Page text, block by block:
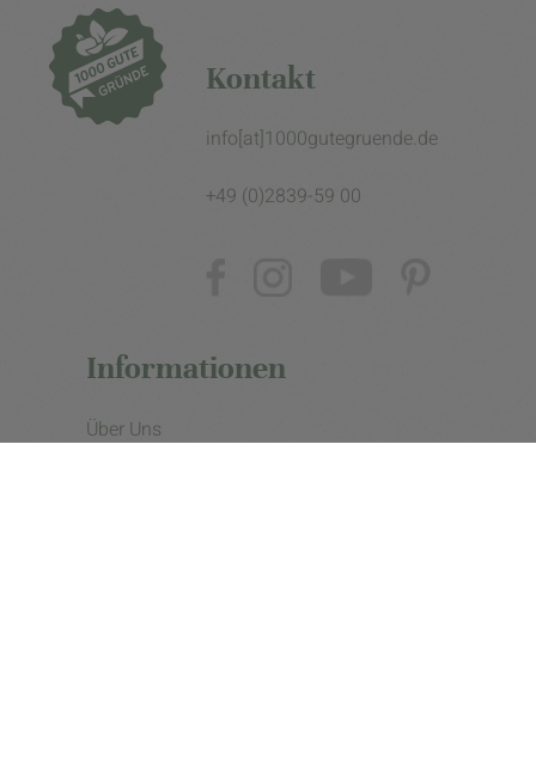
Kontakt
info[at]1000gutegruende.de
+49 (0)2839-59 00
Informationen
Über Uns